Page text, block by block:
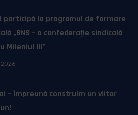
participă la programul de formare
„BNS – o confederație sindicală
Mileniul III”
2026
– Împreună construim un viitor